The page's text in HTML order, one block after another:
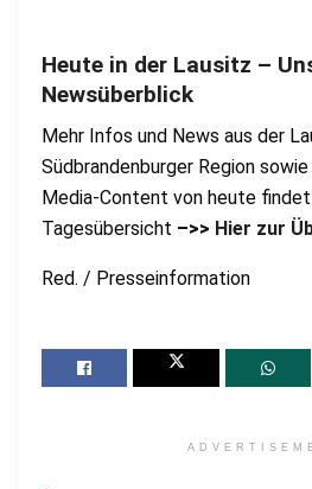
Heute in der Lausitz –
Newsüberblick
Mehr Infos und News aus der
Südbrandenburger Region
Media-Content von heute findet
Tagesübersicht –>> Hier zur
Red. / Presseinformation